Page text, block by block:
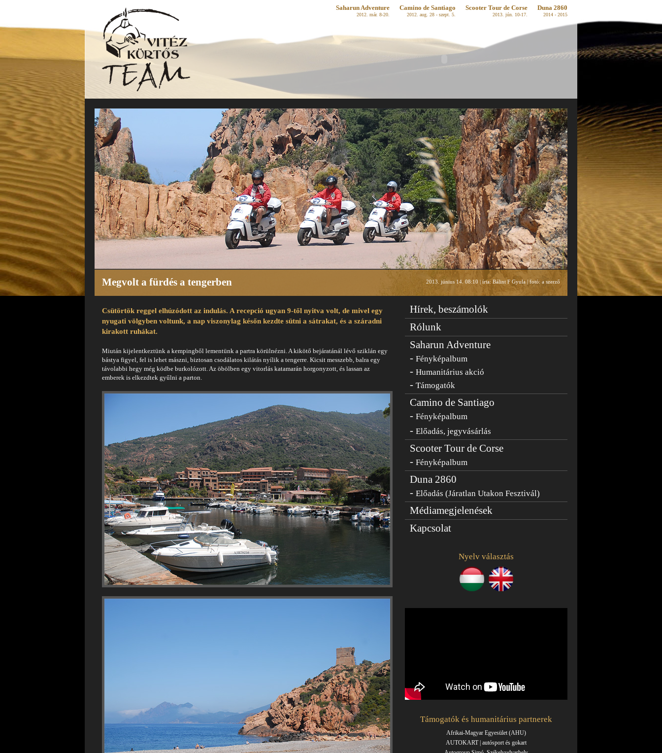
Saharun Adventure
2012. már. 8-20.
Camino de Santiago
2012. aug. 28 - szept. 5.
Scooter Tour de Corse
2013. jún. 10-17.
Duna 2860
2014 - 2015
Megvolt a fürdés a tengerben 2013. június 14. 08:10 | írta: Bálint F Gyula | fotó: a szerző
Csütörtök reggel elhúzódott az indulás. A recepció ugyan 9-től nyitva volt, de mivel egy
nyugati völgyben voltunk, a nap viszonylag későn kezdte sütni a sátrakat, és a száradni
kirakott ruhákat.
Miután kijelentkeztünk a kempingből lementünk a partra körülnézni. A kikötő bejáratánál lévő sziklán egy
bástya figyel, fel is lehet mászni, biztosan csodálatos kilátás nyílik a tengerre. Kicsit messzebb, balra egy
távolabbi hegy még ködbe burkolózott. Az öbölben egy vitorlás katamarán horgonyzott, és lassan az
emberek is elkezdtek gyűlni a parton.
Hírek, beszámolók
Rólunk
Saharun Adventure
- Fényképalbum
- Humanitárius akció
- Támogatók
Camino de Santiago
- Fényképalbum
- Előadás, jegyvásárlás
Scooter Tour de Corse
- Fényképalbum
Duna 2860
- Előadás (Járatlan Utakon Fesztivál)
Médiamegjelenések
Kapcsolat
Nyelv választás
Támogatók és humanitárius partnerek
Afrikai-Magyar Egyesület (AHU)
AUTOKART | autósport és gokart